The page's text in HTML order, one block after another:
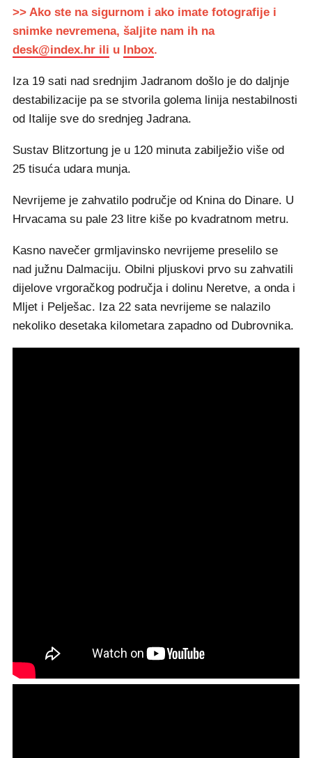
>> Ako ste na sigurnom i ako imate fotografije i
snimke nevremena, šaljite nam ih na
desk@index.hr ili u Inbox.
Iza 19 sati nad srednjim Jadranom došlo je do daljnje
destabilizacije pa se stvorila golema linija nestabilnosti
od Italije sve do srednjeg Jadrana.
Sustav Blitzortung je u 120 minuta zabilježio više od
25 tisuća udara munja.
Nevrijeme je zahvatilo područje od Knina do Dinare. U
Hrvacama su pale 23 litre kiše po kvadratnom metru.
Kasno navečer grmljavinsko nevrijeme preselilo se
nad južnu Dalmaciju. Obilni pljuskovi prvo su zahvatili
dijelove vrgoračkog područja i dolinu Neretve, a onda i
Mljet i Pelješac. Iza 22 sata nevrijeme se nalazilo
nekoliko desetaka kilometara zapadno od Dubrovnika.